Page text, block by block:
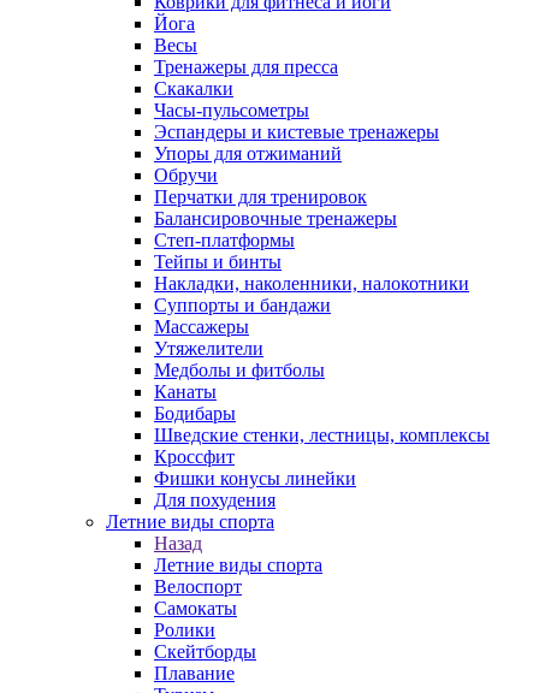
Йога
Весы
Тренажеры для пресса
Скакалки
Часы-пульсометры
Эспандеры и кистевые тренажеры
Упоры для отжиманий
Обручи
Перчатки для тренировок
Балансировочные тренажеры
Степ-платформы
Тейпы и бинты
Накладки, наколенники, налокотники
Суппорты и бандажи
Массажеры
Утяжелители
Медболы и фитболы
Канаты
Бодибары
Шведские стенки, лестницы, комплексы
Кроссфит
Фишки конусы линейки
Для похудения
Летние виды спорта
Назад
Летние виды спорта
Велоспорт
Самокаты
Ролики
Скейтборды
Плавание